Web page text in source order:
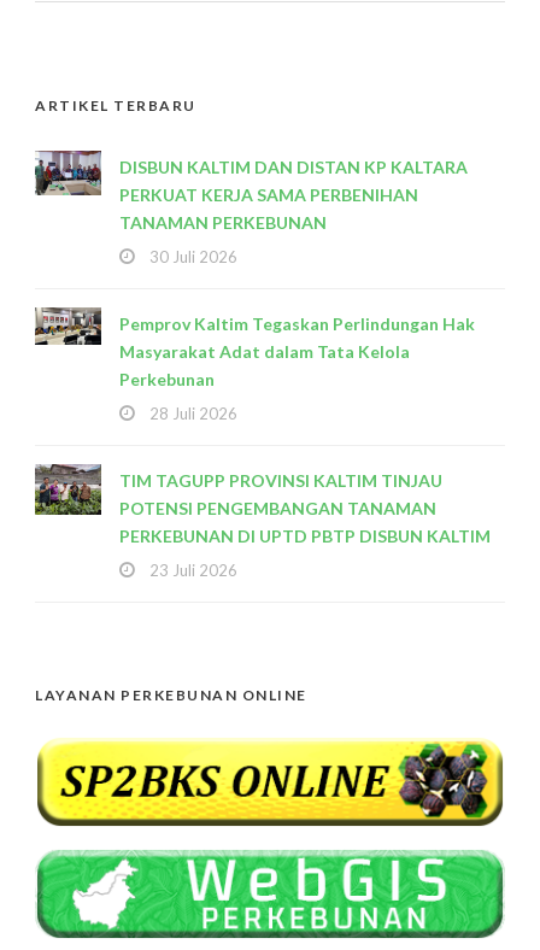
ARTIKEL TERBARU
DISBUN KALTIM DAN DISTAN KP KALTARA
PERKUAT KERJA SAMA PERBENIHAN
TANAMAN PERKEBUNAN
30 Juli 2026
Pemprov Kaltim Tegaskan Perlindungan Hak
Masyarakat Adat dalam Tata Kelola
Perkebunan
28 Juli 2026
TIM TAGUPP PROVINSI KALTIM TINJAU
POTENSI PENGEMBANGAN TANAMAN
PERKEBUNAN DI UPTD PBTP DISBUN KALTIM
23 Juli 2026
LAYANAN PERKEBUNAN ONLINE